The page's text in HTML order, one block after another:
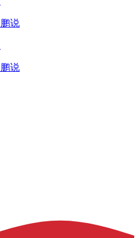
说
说